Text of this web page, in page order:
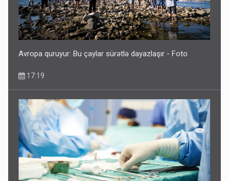
Avropa quruyur: Bu çaylar sürətlə dayazlaşır - Foto
17:19